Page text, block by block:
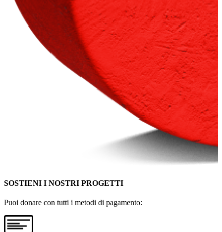
SOSTIENI I NOSTRI PROGETTI
Puoi donare con tutti i metodi di pagamento: